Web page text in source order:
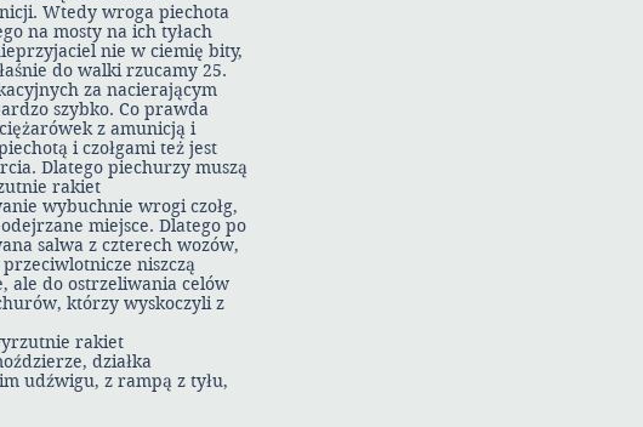
Wtedy wroga piechota
na mosty na ich tyłach
nie w ciemię bity,
do walki rzucamy 25.
za nacierającym
szybko. Co prawda
z amunicją i
i czołgami też jest
Dlatego piechurzy muszą
rakiet
wybuchnie wrogi czołg,
miejsce. Dlatego po
salwa z czterech wozów,
niszczą
ale do ostrzeliwania celów
którzy wyskoczyli z
rakiet
działka
udźwigu, z rampą z tyłu,